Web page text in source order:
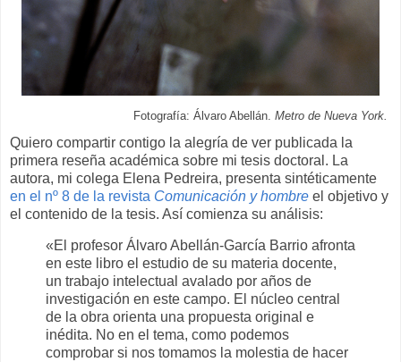
Fotografía: Álvaro Abellán. Metro de Nueva York.
Quiero compartir contigo la alegría de ver publicada la
primera reseña académica sobre mi tesis doctoral. La
autora, mi colega Elena Pedreira, presenta sintéticamente
en el nº 8 de la revista Comunicación y hombre el objetivo y
el contenido de la tesis. Así comienza su análisis:
«El profesor Álvaro Abellán-García Barrio afronta
en este libro el estudio de su materia docente,
un trabajo intelectual avalado por años de
investigación en este campo. El núcleo central
de la obra orienta una propuesta original e
inédita. No en el tema, como podemos
comprobar si nos tomamos la molestia de hacer